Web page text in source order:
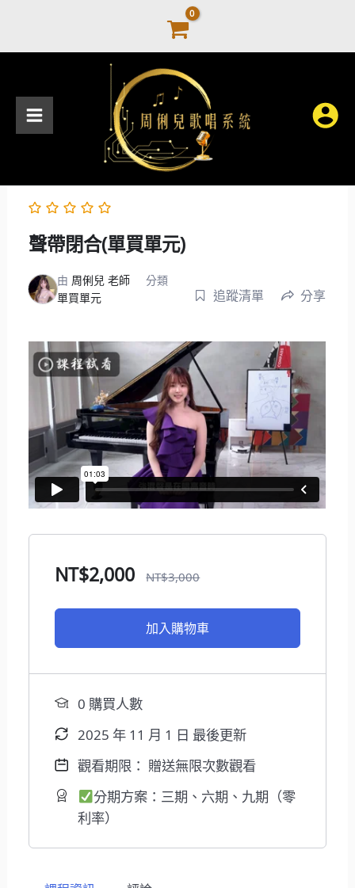
聲帶閉合(單買單元)
由 周俐兒 老師
分類
單買單元
追蹤清單 分享
NT$2,000 NT$3,000
加入購物車
0 購買人數
2025 年 11 月 1 日 最後更新
觀看期限： 贈送無限次數觀看
分期方案：三期、六期、九期（零
利率）